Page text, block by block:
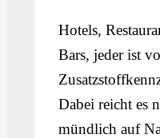
Hotels,
Bars, jeder ist
Dabei reicht es
mündlich auf